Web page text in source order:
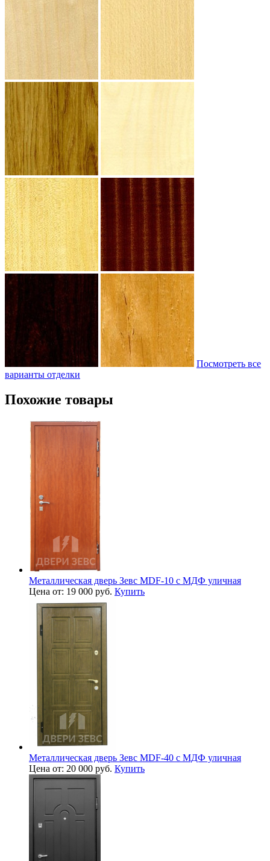
Посмотреть все
варианты отделки
Похожие товары
Металлическая дверь Зевс MDF-10 с МДФ уличная
Цена от: 19 000 руб. Купить
Металлическая дверь Зевс MDF-40 с МДФ уличная
Цена от: 20 000 руб. Купить